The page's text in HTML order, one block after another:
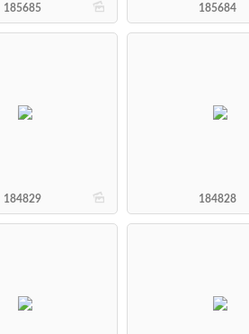
b
185685 185684
b
184829 184828